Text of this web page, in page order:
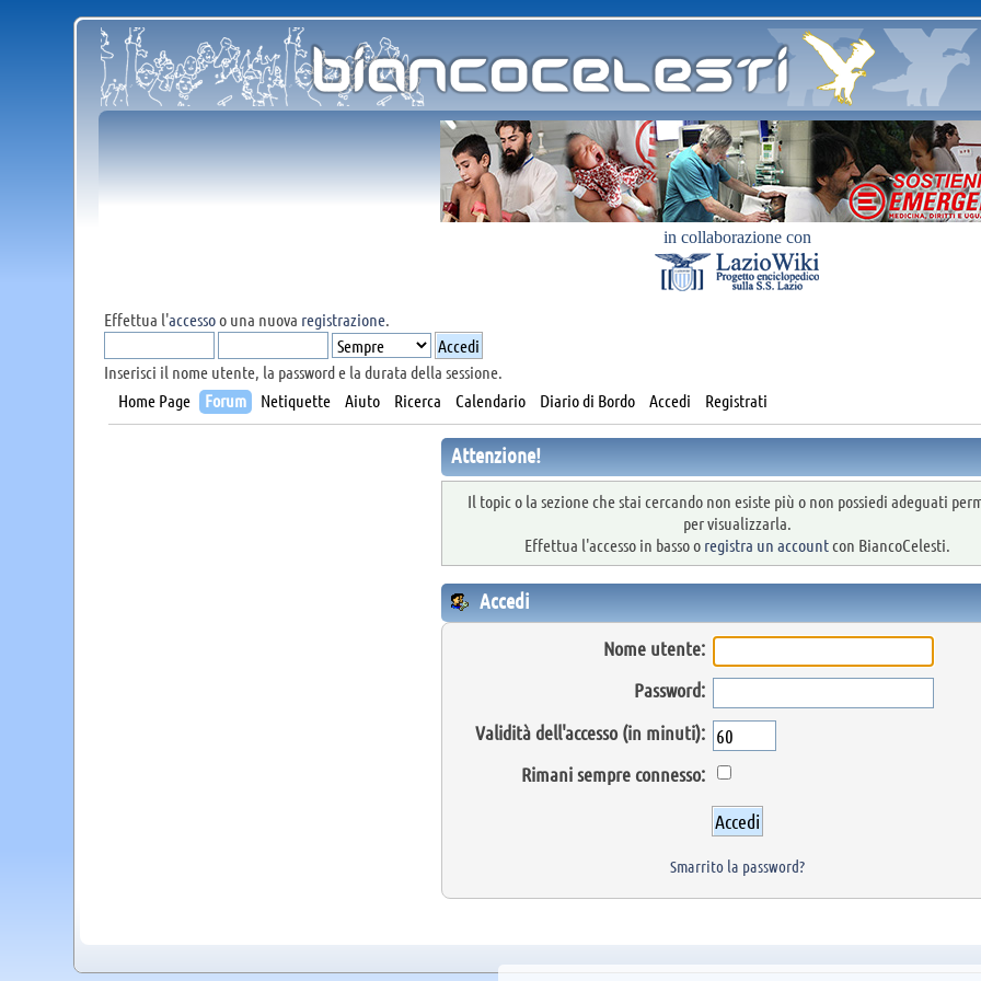
in collaborazione con
Effettua l'accessoo una nuova registrazione.
Inserisci il nome utente, la password e la durata della sessione.
Home Page
Forum Netiquette Aiuto Ricerca Calendario Diario di Bordo Accedi Registrati
Attenzione!
Il topic o la sezione che stai cercando non esiste più o non possiedi adeguati
per visualizzarla.
Effettua l'accesso in basso o registra un accountcon BiancoCelesti.
Accedi
Nome utente:
Password:
Validità dell'accesso (in minuti):
Rimani sempre connesso:
Smarrito la password?